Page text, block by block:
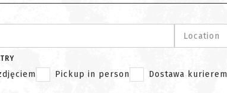
Location
Pickup in person Dostawa kurierem